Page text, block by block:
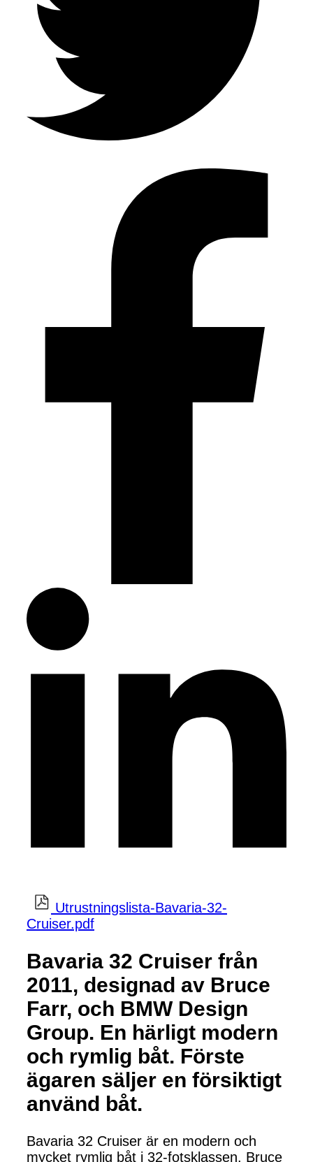
Utrustningslista-Bavaria-32-
Cruiser.pdf
Bavaria 32 Cruiser från
2011, designad av Bruce
Farr, och BMW Design
Group. En härligt modern
och rymlig båt. Förste
ägaren säljer en försiktigt
använd båt.
Bavaria 32 Cruiser är en modern och
mycket rymlig båt i 32-fotsklassen. Bruce